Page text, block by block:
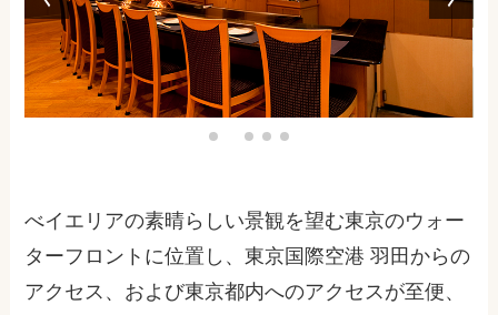
べイエリアの素晴らしい景観を望む東京のウォー
ターフロントに位置し、東京国際空港 羽田からの
アクセス、および東京都内へのアクセスが至便、